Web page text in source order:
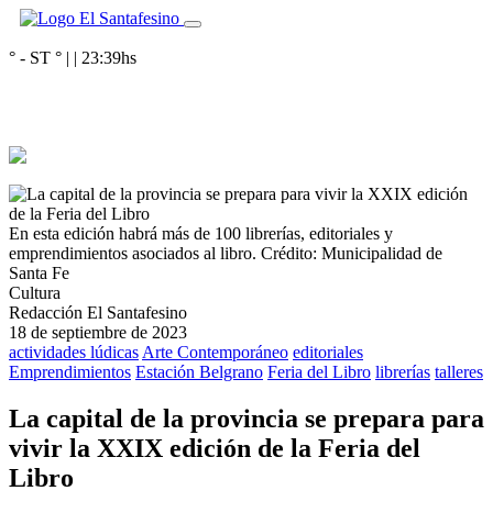
° - ST ° | | 23:39hs
En esta edición habrá más de 100 librerías, editoriales y
emprendimientos asociados al libro. Crédito: Municipalidad de
Santa Fe
Cultura
Redacción El Santafesino
18 de septiembre de 2023
actividades lúdicas Arte Contemporáneo editoriales
Emprendimientos Estación Belgrano Feria del Libro librerías talleres
La capital de la provincia se prepara para
vivir la XXIX edición de la Feria del
Libro